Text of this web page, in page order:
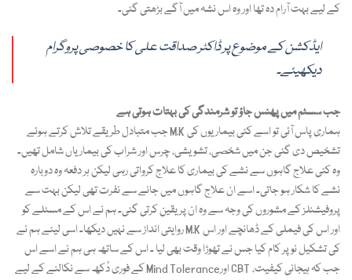
کے لیے بہت آرام دہ تھا اور وہ اس نشہ میں آگے بڑھتی گئی۔
ایڈکشن کے موضوع پر ڈاکٹر صداقت علی کا خصوصی پروگرام
دیکھیئے۔
جب سسٹم میں پھنس جاؤ تو شرمندگی کی بہتات ہوتی ہے
جب متبادل طریقے تلاش کرتے ہوئے M.K ہماری پاس آئی تو اسے کئی بیماریوں کی
تشخیص دی گئی جن میں شخصی، تشویشی، چرس اور شراب کی بیماریاں شامل تھیں۔
وہ کئی علاج گاہوں سے نشے کی بیماری کا علاج کرواتی رہی لیکن ہر دفعہ وہ دوبارہ
نشے کا شکار ہو جاتی۔ اسے ان علاج گاہوں میں جانے سے نفرت تھی لیکن بہت سے
پروفیشنلز کے مشوروں کی وجہ سے وہ ان پر یقین کرتی گئی۔ ہم نے اس کے مسئلے کو
روایتی انداز سے نہیں دیکھا۔ اسی لیئے ہم نے M.K اور اس کی فیملی کے ڈھانچے اور اس
کی تشکیل نو پر کام کیا جس نے تھوڑا وقت بھی لیا ۔ اس کے ساتھ ہی ہم نے اسے اس
کے فوری دُکھ سے نکالنے کے لیے Mind Toleranceاور CBT ،جب کہ ہیجانی کیفیت